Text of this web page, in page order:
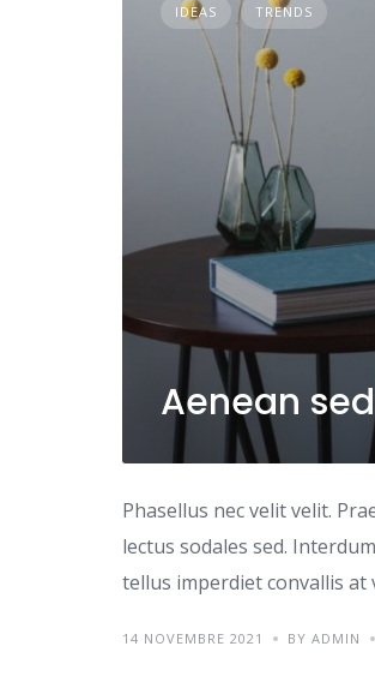
IDEAS TRENDS
Aenean
Phasellus nec velit velit.
lectus sodales sed.
tellus imperdiet convallis at
14 NOVEMBRE 2021 BY ADMIN